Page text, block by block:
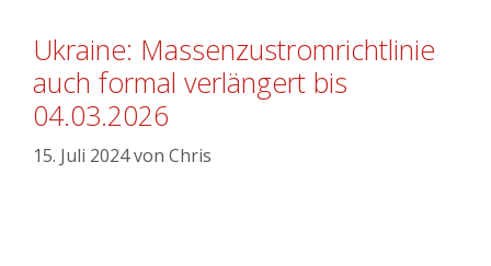
Ukraine: Massenzustromrichtlinie
auch formal verlängert bis
04.03.2026
15. Juli 2024von Chris